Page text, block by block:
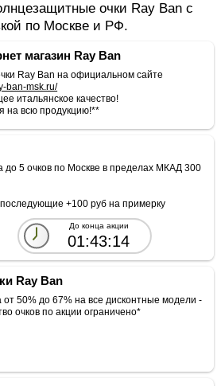
очки Ray Ban с
по Москве и РФ.
магазин Ray Ban
Ray Ban на официальном сайте
ban-msk.ru/
итальянское качество!
на всю продукцию!**
до 5 очков по Москве в пределах МКАД 300
+100 руб на примерку
До конца акции
01:43:14
Ray Ban
от 50% до 67% на все дисконтные модели -
очков по акции ограничено*